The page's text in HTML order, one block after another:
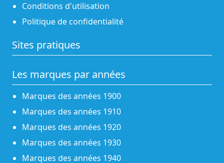
Conditions d'utilisation
Politique de confidentialité
Sites pratiques
Les marques par années
Marques des années 1900
Marques des années 1910
Marques des années 1920
Marques des années 1930
Marques des années 1940